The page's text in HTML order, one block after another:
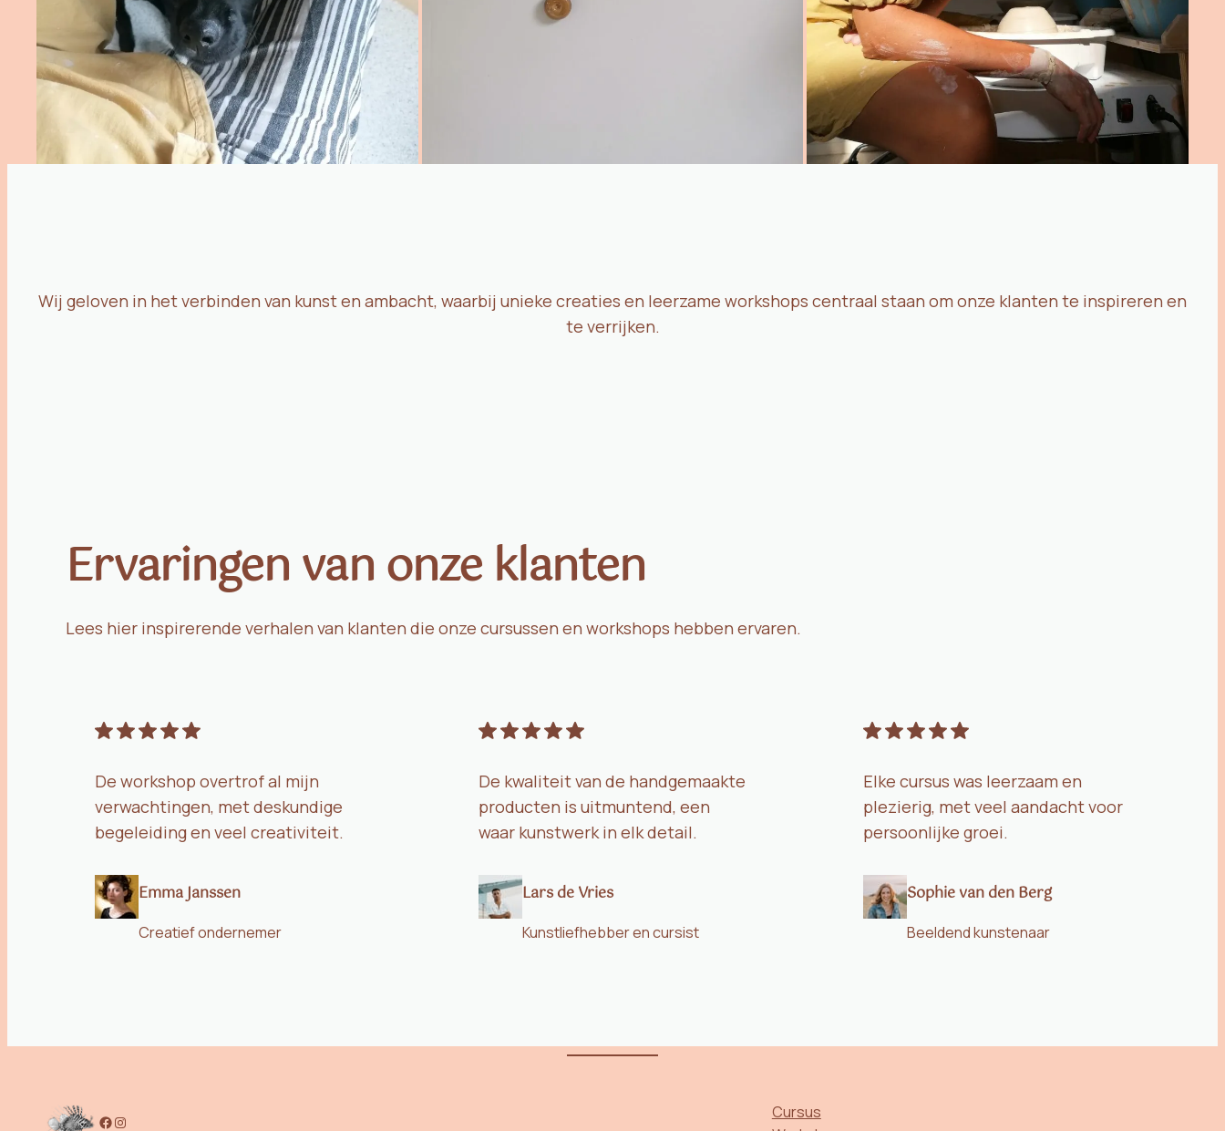
Wij geloven in het verbinden van kunst en ambacht, waarbij unieke creaties en leerzame workshops centraal staan om onze klanten te inspireren en
te verrijken.
Ervaringen van onze klanten
Lees hier inspirerende verhalen van klanten die onze cursussen en workshops hebben ervaren.
De workshop overtrof al mijn
verwachtingen, met deskundige
begeleiding en veel creativiteit.
Emma Janssen
Creatief ondernemer
De kwaliteit van de handgemaakte
producten is uitmuntend, een
waar kunstwerk in elk detail.
Lars de Vries
Kunstliefhebber en cursist
Elke cursus was leerzaam en
plezierig, met veel aandacht voor
persoonlijke groei.
Sophie van den Berg
Beeldend kunstenaar
Facebook Instagram
Cursus